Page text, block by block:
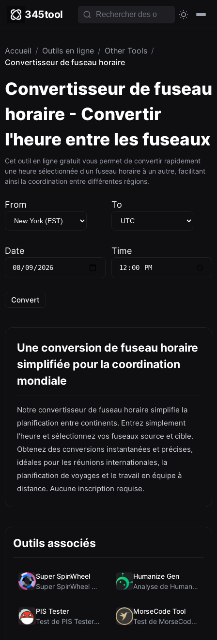
345tool
Accueil / Outils en ligne / Other Tools /
Convertisseur de fuseau horaire
Convertisseur de fuseau
horaire - Convertir
l'heure entre les fuseaux
Cet outil en ligne gratuit vous permet de convertir rapidement
une heure sélectionnée d'un fuseau horaire à un autre, facilitant
ainsi la coordination entre différentes régions.
From To
Date Time
Convert
Une conversion de fuseau horaire
simplifiée pour la coordination
mondiale
Notre convertisseur de fuseau horaire simplifie la
planification entre continents. Entrez simplement
l'heure et sélectionnez vos fuseaux source et cible.
Obtenez des conversions instantanées et précises,
idéales pour les réunions internationales, la
planification de voyages et le travail en équipe à
distance. Aucune inscription requise.
Outils associés
Super SpinWheel
Super SpinWheel Review: A Privacy-First Free Wheel...
Humanize Gen
Analyse de Humanize Gen : Plongée au cœur de cet h...
PIS Tester
Test de PIS Tester : Le quiz d’amitié sans IA qui ...
MorseCode Tool
Test de MorseCode Tool : Convertisseur en ligne gr...